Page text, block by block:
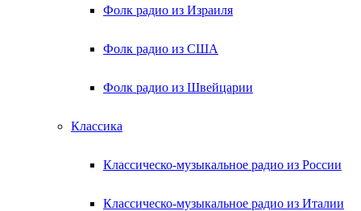
Фолк радио из Израиля
Фолк радио из США
Фолк радио из Швейцарии
Классика
Классическо-музыкальное радио из России
Классическо-музыкальное радио из Италии